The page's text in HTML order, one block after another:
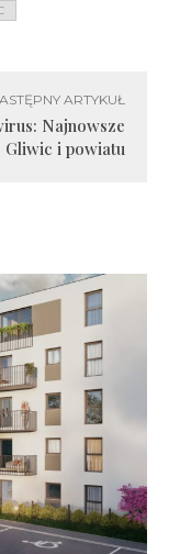
ARTYKUŁ
Najnowsze
Gliwic i powiatu